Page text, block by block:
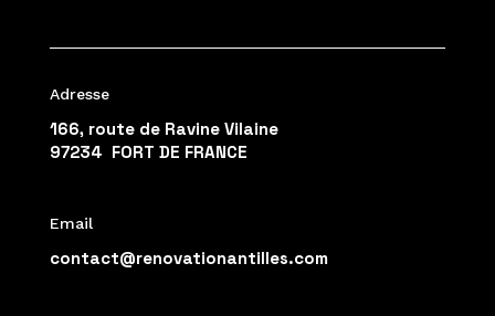
Adresse
166, route de Ravine Vilaine
97234 FORT DE FRANCE
Email
contact@renovationantilles.com